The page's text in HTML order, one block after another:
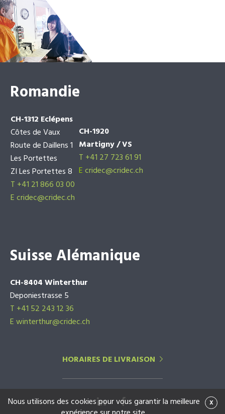
Romandie
CH-1312 Eclépens
Côtes de Vaux
Route de Daillens 1
Les Portettes
ZI Les Portettes 8
T +41 21 866 03 00
Ecridec@cridec.ch
CH-1920
Martigny / VS
T +41 27 723 61 91
Ecridec@cridec.ch
Suisse Alémanique
CH-8404 Winterthur
Deponiestrasse 5
T +41 52 243 12 36
E winterthur@cridec.ch
HORAIRES DE LIVRAISON
x
Nous utilisons des cookies pour vous garantir la meilleure